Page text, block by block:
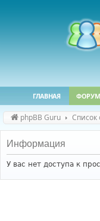
ГЛАВНАЯ
phpBB Guru Список
Информация
У вас нет доступа к